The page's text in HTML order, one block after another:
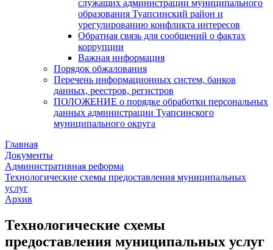
служащих администрации муниципального
образования Туапсинский район и
урегулированию конфликта интересов
Обратная связь для сообщений о фактах
коррупции
Важная информация
Порядок обжалования
Перечень информационных систем, банков
данных, реестров, регистров
ПОЛОЖЕНИЕ о порядке обработки персональных
данных администрации Туапсинского
муниципального округа
Главная
Документы
Административная реформа
Технологические схемы предоставления муниципальных
услуг
Архив
Технологические схемы
предоставления муниципальных услуг